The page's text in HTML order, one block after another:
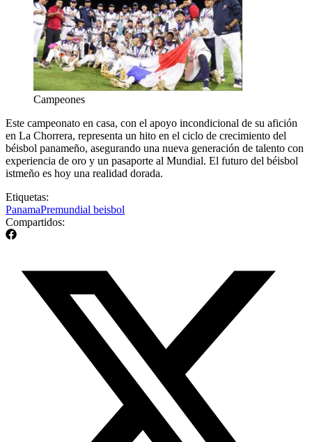
Campeones
Este campeonato en casa, con el apoyo incondicional de su afición
en La Chorrera, representa un hito en el ciclo de crecimiento del
béisbol panameño, asegurando una nueva generación de talento con
experiencia de oro y un pasaporte al Mundial. El futuro del béisbol
istmeño es hoy una realidad dorada.
Etiquetas:
PanamaPremundial beisbol
Compartidos: